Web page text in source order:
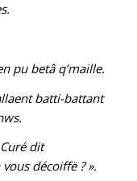
pu betâ q’maille.
batti-battant
dit
décoiffë ? ».